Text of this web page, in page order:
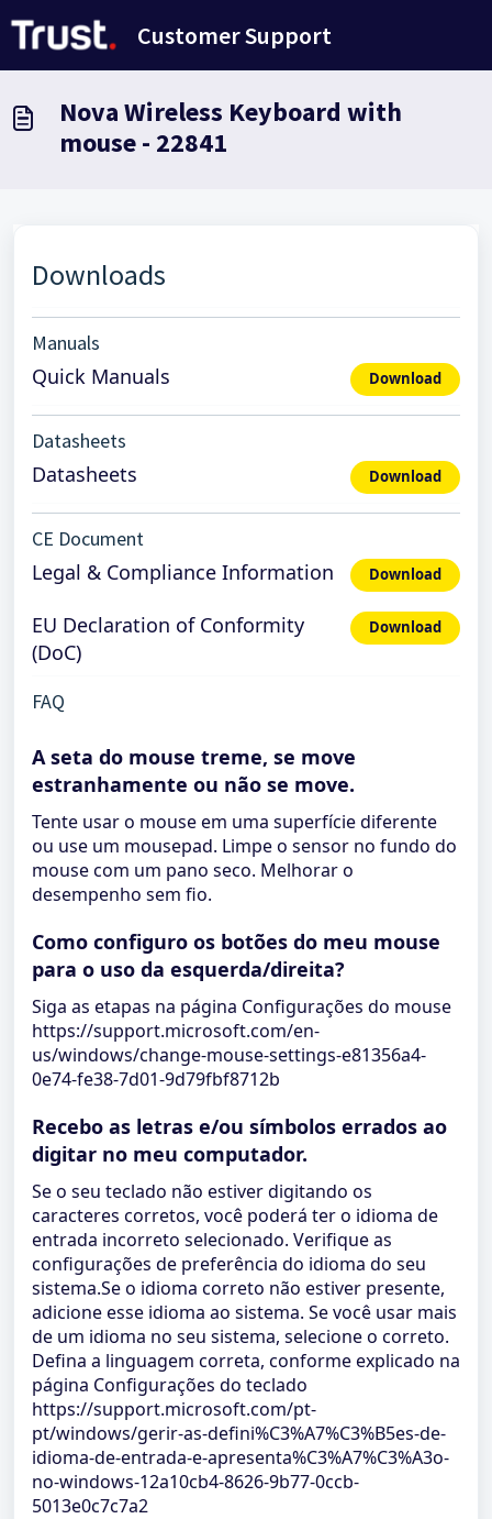
Customer Support
Nova Wireless Keyboard with
mouse - 22841
Downloads
Manuals
Quick Manuals Download
Datasheets
Datasheets Download
CE Document
Legal & Compliance Information Download
EU Declaration of Conformity
(DoC)
Download
FAQ
A seta do mouse treme, se move
estranhamente ou não se move.
Tente usar o mouse em uma superfície diferente
ou use um mousepad. Limpe o sensor no fundo do
mouse com um pano seco. Melhorar o
desempenho sem fio.
Como configuro os botões do meu mouse
para o uso da esquerda/direita?
Siga as etapas na página Configurações do mouse
https://support.microsoft.com/en-
us/windows/change-mouse-settings-e81356a4-
0e74-fe38-7d01-9d79fbf8712b
Recebo as letras e/ou símbolos errados ao
digitar no meu computador.
Se o seu teclado não estiver digitando os
caracteres corretos, você poderá ter o idioma de
entrada incorreto selecionado. Verifique as
configurações de preferência do idioma do seu
sistema.Se o idioma correto não estiver presente,
adicione esse idioma ao sistema. Se você usar mais
de um idioma no seu sistema, selecione o correto.
Defina a linguagem correta, conforme explicado na
página Configurações do teclado
https://support.microsoft.com/pt-
pt/windows/gerir-as-defini%C3%A7%C3%B5es-de-
idioma-de-entrada-e-apresenta%C3%A7%C3%A3o-
no-windows-12a10cb4-8626-9b77-0ccb-
5013e0c7c7a2